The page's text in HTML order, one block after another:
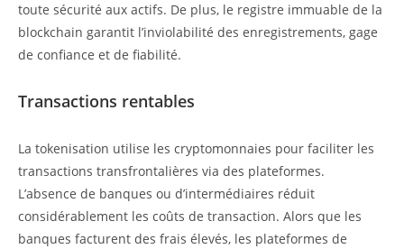
toute sécurité aux actifs. De plus, le registre immuable de la
blockchain garantit l’inviolabilité des enregistrements, gage
de confiance et de fiabilité.
Transactions rentables
La tokenisation utilise les cryptomonnaies pour faciliter les
transactions transfrontalières via des plateformes.
L’absence de banques ou d’intermédiaires réduit
considérablement les coûts de transaction. Alors que les
banques facturent des frais élevés, les plateformes de